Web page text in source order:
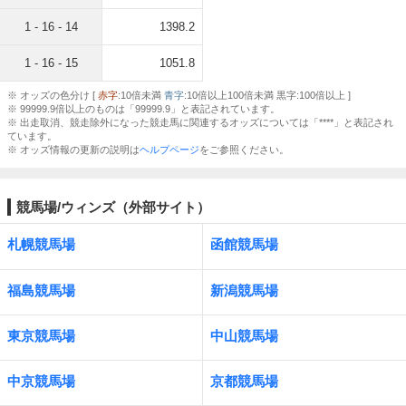
1 - 16 - 14 1398.2
1 - 16 - 15 1051.8
※ オッズの色分け [ 赤字:10倍未満 青字:10倍以上100倍未満 黒字:100倍以上 ]
※ 99999.9倍以上のものは「99999.9」と表記されています。
※ 出走取消、競走除外になった競走馬に関連するオッズについては「****」と表記され
ています。
※ オッズ情報の更新の説明はヘルプページをご参照ください。
競馬場/ウィンズ（外部サイト）
札幌競馬場 函館競馬場
福島競馬場 新潟競馬場
東京競馬場 中山競馬場
中京競馬場 京都競馬場